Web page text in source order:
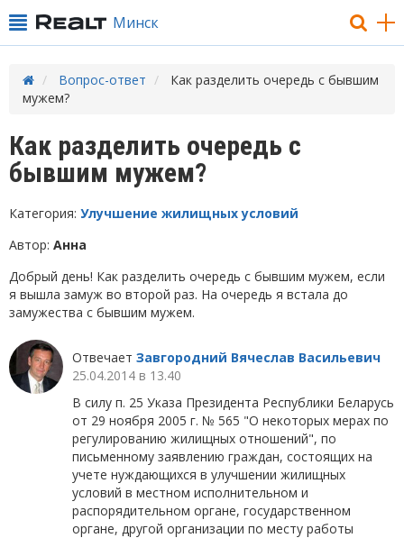
Минск
Вопрос-ответ
Как разделить очередь с бывшим
мужем?
Как разделить очередь с
бывшим мужем?
Категория: Улучшение жилищных условий
Автор: Анна
Добрый день! Как разделить очередь с бывшим мужем, если
я вышла замуж во второй раз. На очередь я встала до
замужества с бывшим мужем.
Отвечает Завгородний Вячеслав Васильевич
25.04.2014 в 13.40
В силу п. 25 Указа Президента Республики Беларусь
от 29 ноября 2005 г. № 565 "О некоторых мерах по
регулированию жилищных отношений", по
письменному заявлению граждан, состоящих на
учете нуждающихся в улучшении жилищных
условий в местном исполнительном и
распорядительном органе, государственном
органе, другой организации по месту работы